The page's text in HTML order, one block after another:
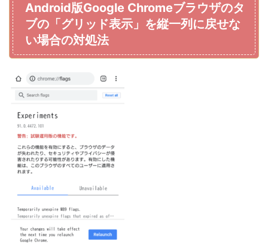
Android版Google Chromeブラウザのタ
ブの「グリッド表示」を縦一列に戻せな
い場合の対処法